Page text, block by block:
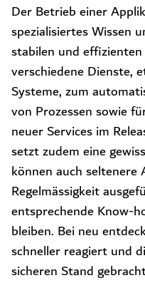
Der Betrieb einer
spezialisiertes Wissen
stabilen und
verschiedene Dienste,
Systeme, zum
von Prozessen sowie
neuer Services im
setzt zudem eine
können auch
Regelmässigkeit
entsprechende Know-
bleiben. Bei neu
schneller reagiert und
sicheren Stand